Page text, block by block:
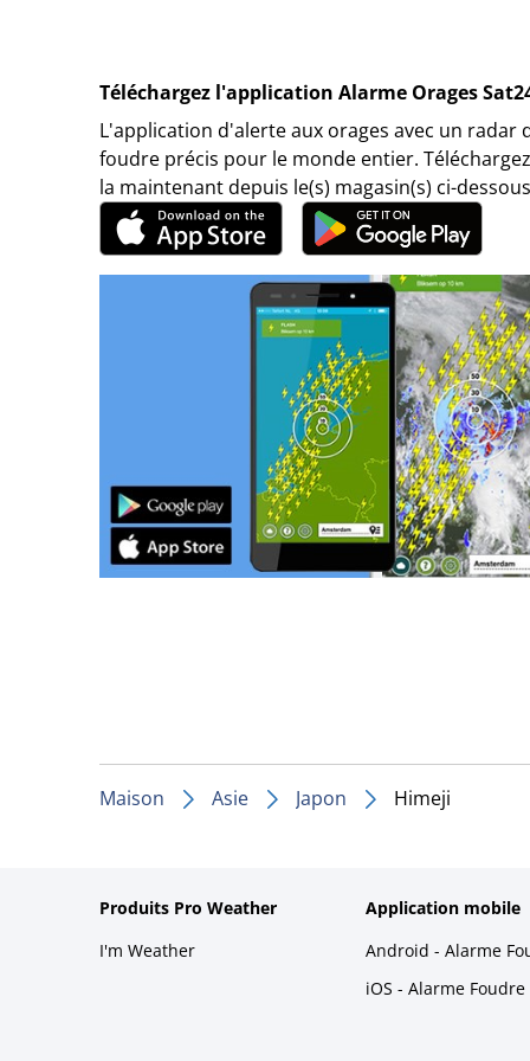
Téléchargez l'application Alarme Orages
L'application d'alerte aux orages avec un radar
foudre précis pour le monde entier.
la maintenant depuis le(s) magasin(s) ci-
Maison Asie Japon Himeji
Produits Pro Weather
I'm Weather
Application mobile
Android - Alarme
iOS - Alarme Foudre